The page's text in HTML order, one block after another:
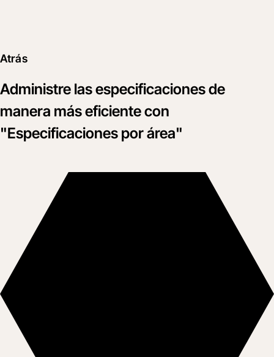
Atrás
Administre las especificaciones de
manera más eficiente con
"Especificaciones por área"